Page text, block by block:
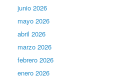
junio 2026
mayo 2026
abril 2026
marzo 2026
febrero 2026
enero 2026